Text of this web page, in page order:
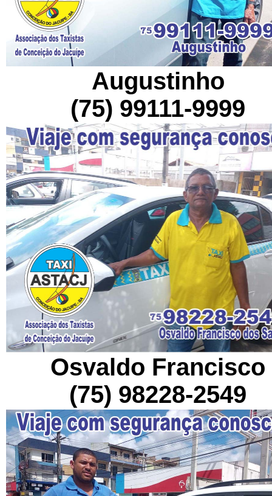
Augustinho
(75) 99111-9999
Osvaldo Francisco
(75) 98228-2549